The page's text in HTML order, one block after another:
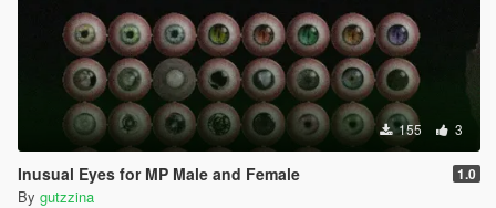
155 3
Inusual Eyes for MP Male and Female 1.0
By gutzzina